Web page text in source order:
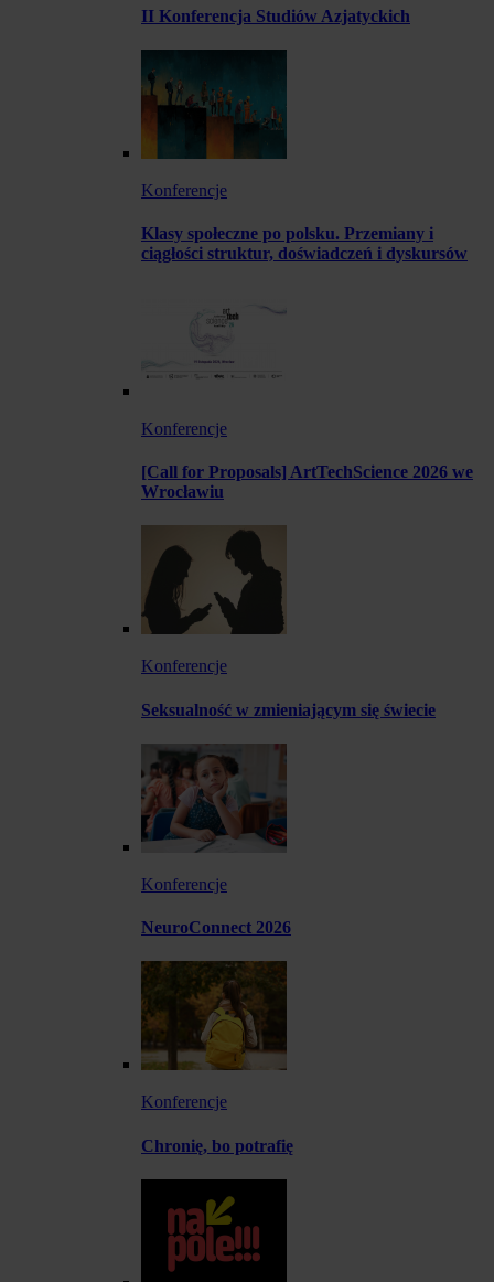
II Konferencja Studiów Azjatyckich
Konferencje
Klasy społeczne po polsku. Przemiany i
ciągłości struktur, doświadczeń i dyskursów
Konferencje
[Call for Proposals] ArtTechScience 2026 we
Wrocławiu
Konferencje
Seksualność w zmieniającym się świecie
Konferencje
NeuroConnect 2026
Konferencje
Chronię, bo potrafię